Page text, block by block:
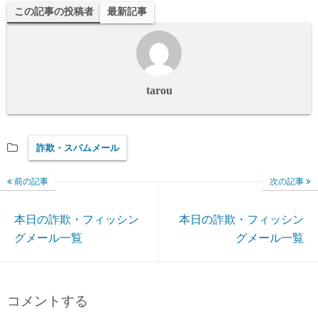
この記事の投稿者 最新記事
tarou
詐欺・スパムメール
前の記事
本日の詐欺・フィッシン
グメール一覧
次の記事
本日の詐欺・フィッシン
グメール一覧
コメントする